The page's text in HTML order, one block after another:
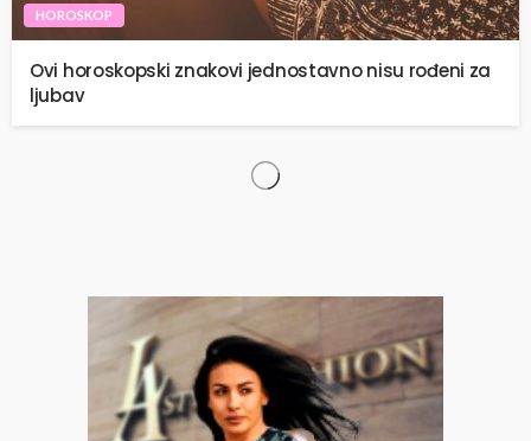
HOROSKOP
Ovi horoskopski znakovi jednostavno nisu rođeni za
ljubav